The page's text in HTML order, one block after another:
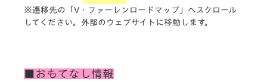
※遷移先の「V・ファーレンロードマップ」へスクロール
してください。外部のウェブサイトに移動します。
■おもてなし情報